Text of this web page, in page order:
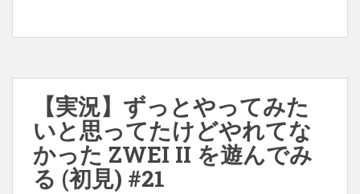
【実況】ずっとやってみた
いと思ってたけどやれてな
かった ZWEI II を遊んでみ
る (初見) #21